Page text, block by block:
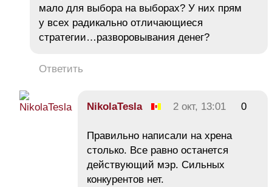
мало для выбора на выборах? У них прям
у всех радикально отличающиеся
стратегии…разворовывания денег?
Ответить
NikolaTesla 2 окт, 13:01 0
Правильно написали на хрена
столько. Все равно останется
действующий мэр. Сильных
конкурентов нет.